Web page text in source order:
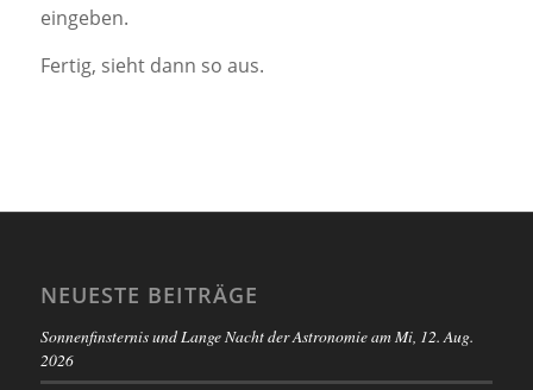
eingeben.
Fertig, sieht dann so aus.
NEUESTE BEITRÄGE
Sonnenfinsternis und Lange Nacht der Astronomie am Mi, 12. Aug.
2026